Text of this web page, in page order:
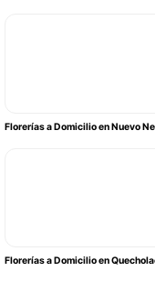
Florerías a Domicilio en Nuevo
Florerías a Domicilio en